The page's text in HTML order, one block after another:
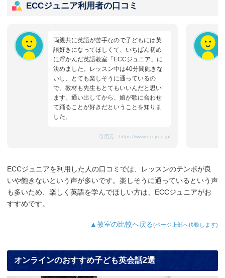
ECCジュニア利用者の口コミ
両親共に英語が苦手なので子どもには英
語好きになってほしくて、いちばん初め
に浮かんだ英語教室「ECCジュニア」に
決めました。レッスン中は40分間飽きな
いし、とても楽しそうに通っているの
で、教材も先生もとてもいいんだと思い
ます。通い出してから、娘が歌に合わせ
て踊ることが好きだということを知りま
した。
引用元： https://www.eccjr.co.jp/
ECCジュニアを利用した人の口コミでは、レッスンのテンポが良
いや飽きないという声が多いです。楽しそうに通っているという声
も多いため、楽しく英語を学んでほしい方は、ECCジュニアがお
すすめです。
▲教室の比較へ戻る(ページ上部へ移動します)
オンラインのおすすめ子ども英会話2選